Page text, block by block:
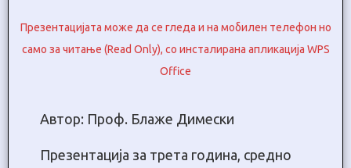
Презентацијата може да се гледа и на мобилен телефон но
само за читање (Read Only), со инсталирана апликација WPS
Office
Автор: Проф. Блаже Димески
Презентација за трета година, средно